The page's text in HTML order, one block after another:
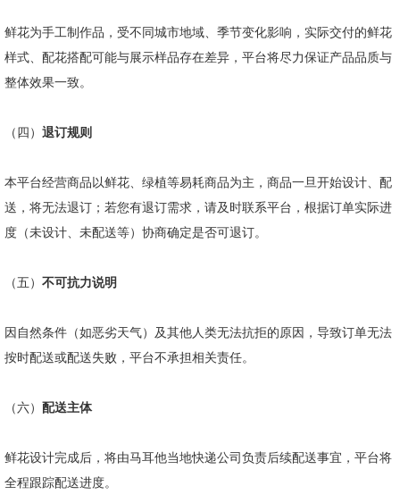
鲜花为手工制作品，受不同城市地域、季节变化影响，实际交付的鲜花
样式、配花搭配可能与展示样品存在差异，平台将尽力保证产品品质与
整体效果一致。
（四） 退订规则
本平台经营商品以鲜花、绿植等易耗商品为主，商品一旦开始设计、配
送，将无法退订；若您有退订需求，请及时联系平台，根据订单实际进
度（未设计、未配送等）协商确定是否可退订。
（五） 不可抗力说明
因自然条件（如恶劣天气）及其他人类无法抗拒的原因，导致订单无法
按时配送或配送失败，平台不承担相关责任。
（六） 配送主体
鲜花设计完成后，将由马耳他当地快递公司负责后续配送事宜，平台将
全程跟踪配送进度。